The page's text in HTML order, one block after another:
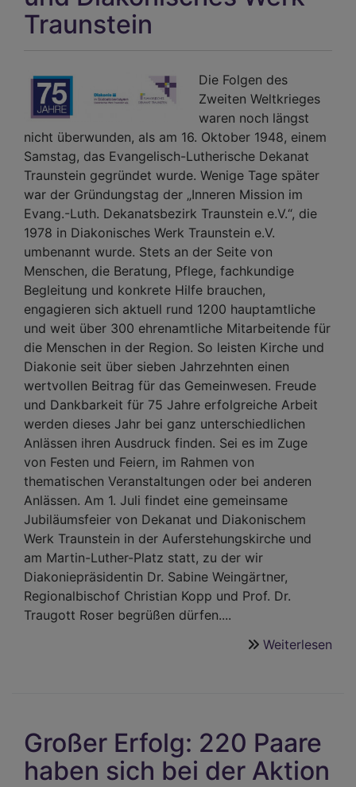
Traunstein
Die Folgen des
Zweiten Weltkrieges
waren noch längst
nicht überwunden, als am 16. Oktober 1948, einem
Samstag, das Evangelisch-Lutherische Dekanat
Traunstein gegründet wurde. Wenige Tage später
war der Gründungstag der „Inneren Mission im
Evang.-Luth. Dekanatsbezirk Traunstein e.V.“, die
1978 in Diakonisches Werk Traunstein e.V.
umbenannt wurde. Stets an der Seite von
Menschen, die Beratung, Pflege, fachkundige
Begleitung und konkrete Hilfe brauchen,
engagieren sich aktuell rund 1200 hauptamtliche
und weit über 300 ehrenamtliche Mitarbeitende für
die Menschen in der Region. So leisten Kirche und
Diakonie seit über sieben Jahrzehnten einen
wertvollen Beitrag für das Gemeinwesen. Freude
und Dankbarkeit für 75 Jahre erfolgreiche Arbeit
werden dieses Jahr bei ganz unterschiedlichen
Anlässen ihren Ausdruck finden. Sei es im Zuge
von Festen und Feiern, im Rahmen von
thematischen Veranstaltungen oder bei anderen
Anlässen. Am 1. Juli findet eine gemeinsame
Jubiläumsfeier von Dekanat und Diakonischem
Werk Traunstein in der Auferstehungskirche und
am Martin-Luther-Platz statt, zu der wir
Diakoniepräsidentin Dr. Sabine Weingärtner,
Regionalbischof Christian Kopp und Prof. Dr.
Traugott Roser begrüßen dürfen....
Weiterlesen
Großer Erfolg: 220 Paare
haben sich bei der Aktion